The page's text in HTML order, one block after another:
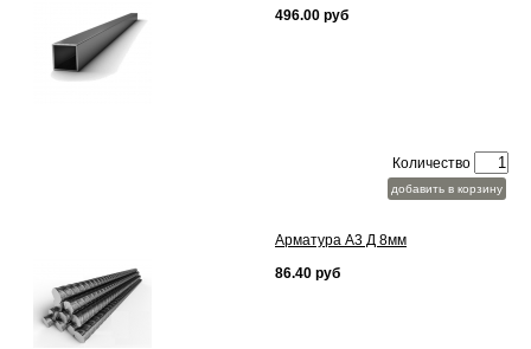
496.00 руб
Количество
добавить в корзину
Арматура А3 Д 8мм
86.40 руб